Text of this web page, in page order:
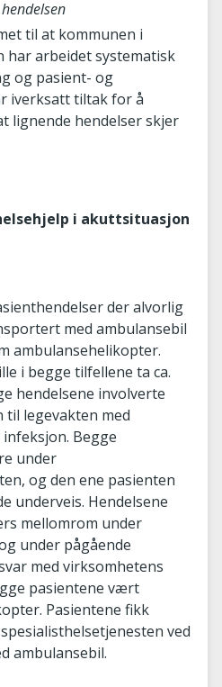
til at kommunen i
har arbeidet systematisk
og pasient- og
iverksatt tiltak for å
lignende hendelser skjer
i akuttsituasjon
der alvorlig
med ambulansebil
ambulansehelikopter.
i begge tilfellene ta ca.
hendelsene involverte
til legevakten med
Begge
under
og den ene pasienten
underveis. Hendelsene
mellomrom under
under pågående
med virksomhetens
pasientene vært
Pasientene fikk
ved
ambulansebil.